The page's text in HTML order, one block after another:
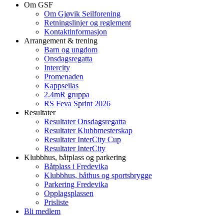
Om GSF
Om Gjøvik Seilforening
Retningslinjer og reglement
Kontaktinformasjon
Arrangement & trening
Barn og ungdom
Onsdagsregatta
Intercity
Promenaden
Kappseilas
2.4mR gruppa
RS Feva Sprint 2026
Resultater
Resultater Onsdagsregatta
Resultater Klubbmesterskap
Resultater InterCity Cup
Resultater InterCity
Klubbhus, båtplass og parkering
Båtplass i Fredevika
Klubbhus, båthus og sportsbrygge
Parkering Fredevika
Opplagsplassen
Prisliste
Bli medlem